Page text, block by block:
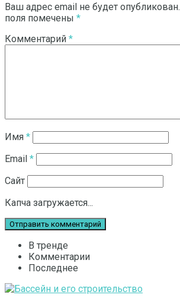
Ваш адрес email не будет опубликован.
поля помечены *
Комментарий *
Имя *
Email *
Сайт
Капча загружается...
В тренде
Комментарии
Последнее